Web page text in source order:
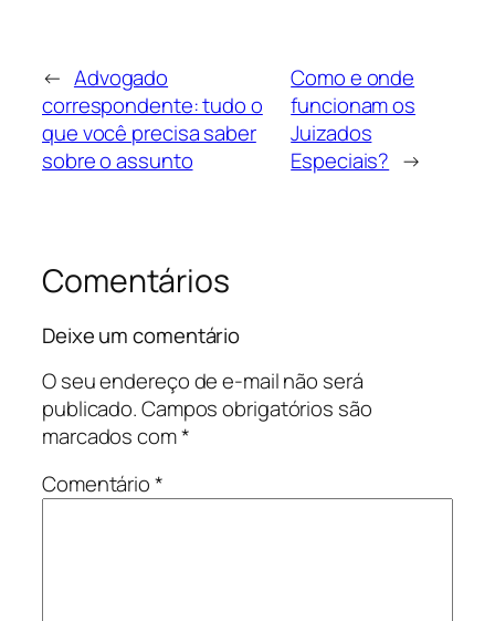
← Advogado
correspondente: tudo o
que você precisa saber
sobre o assunto
Como e onde
funcionam os
Juizados
Especiais? →
Comentários
Deixe um comentário
O seu endereço de e-mail não será
publicado.Campos obrigatórios são
marcados com*
Comentário*